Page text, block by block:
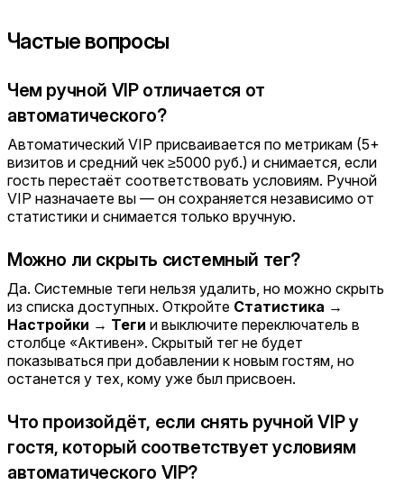
Частые вопросы
Чем ручной VIP отличается от
автоматического?
Автоматический VIP присваивается по метрикам (5+
визитов и средний чек ≥5000 руб.) и снимается, если
гость перестаёт соответствовать условиям. Ручной
VIP назначаете вы — он сохраняется независимо от
статистики и снимается только вручную.
Можно ли скрыть системный тег?
Да. Системные теги нельзя удалить, но можно скрыть
из списка доступных. Откройте Статистика →
Настройки → Теги и выключите переключатель в
столбце «Активен». Скрытый тег не будет
показываться при добавлении к новым гостям, но
останется у тех, кому уже был присвоен.
Что произойдёт, если снять ручной VIP у
гостя, который соответствует условиям
автоматического VIP?